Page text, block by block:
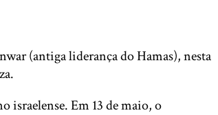
(antiga liderança do Hamas), nesta
israelense. Em 13 de maio, o